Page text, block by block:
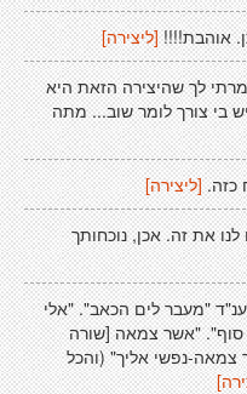
אוהבת!!!! [ליצירה]
לך שהיצירה הזאת היא
בי צורך לומר שוב... מתה
כזה. [ליצירה]
את זה. אכן, נוכחותך
"מעבר לים הכאב". "אלי
סוף". "אשר צמאה [שורה
נפשי אליך" (והכל